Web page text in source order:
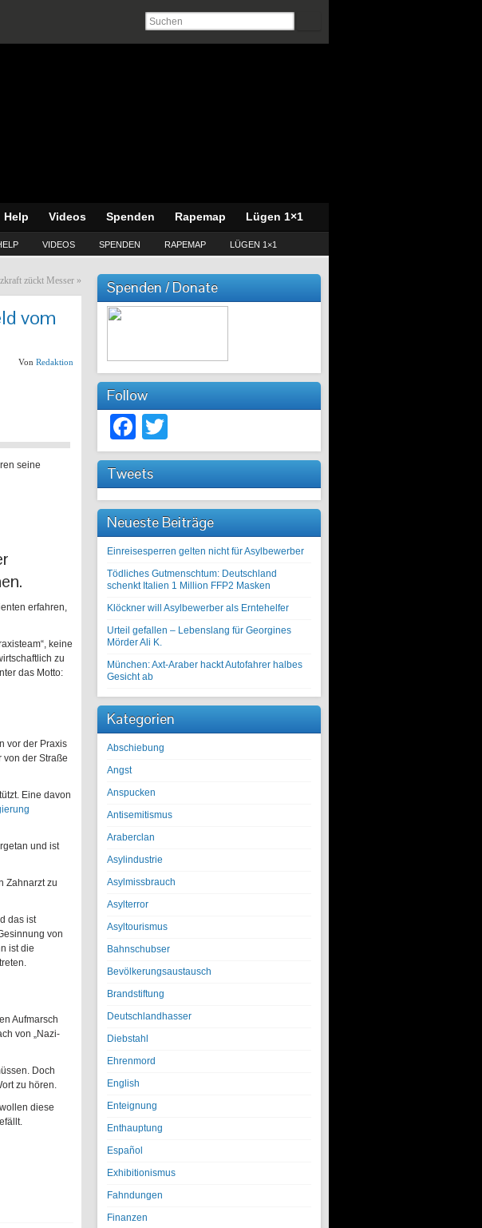
Help Videos Spenden Rapemap Lügen 1×1
VIDEOS SPENDEN RAPEMAP LÜGEN 1×1
zückt Messer »
vom
Von Redaktion
seine
erfahren,
keine
zu
das Motto:
vor der Praxis
von der Straße
Eine davon
und ist
Zahnarzt zu
das ist
von
ist die
Aufmarsch
von „Nazi-
Doch
zu hören.
diese
Spenden / Donate
Follow
Facebook
Tweets
Neueste Beiträge
Einreisesperren gelten nicht für Asylbewerber
Tödliches Gutmenschtum: Deutschland
schenkt Italien 1 Million FFP2 Masken
Klöckner will Asylbewerber als Erntehelfer
Urteil gefallen – Lebenslang für Georgines
Mörder Ali K.
München: Axt-Araber hackt Autofahrer halbes
Gesicht ab
Kategorien
Abschiebung
Angst
Anspucken
Antisemitismus
Araberclan
Asylindustrie
Asylmissbrauch
Asylterror
Asyltourismus
Bahnschubser
Bevölkerungsaustausch
Brandstiftung
Deutschlandhasser
Diebstahl
Ehrenmord
English
Enteignung
Enthauptung
Español
Exhibitionismus
Fahndungen
Finanzen